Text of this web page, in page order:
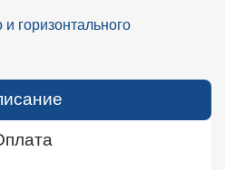
горизонтального